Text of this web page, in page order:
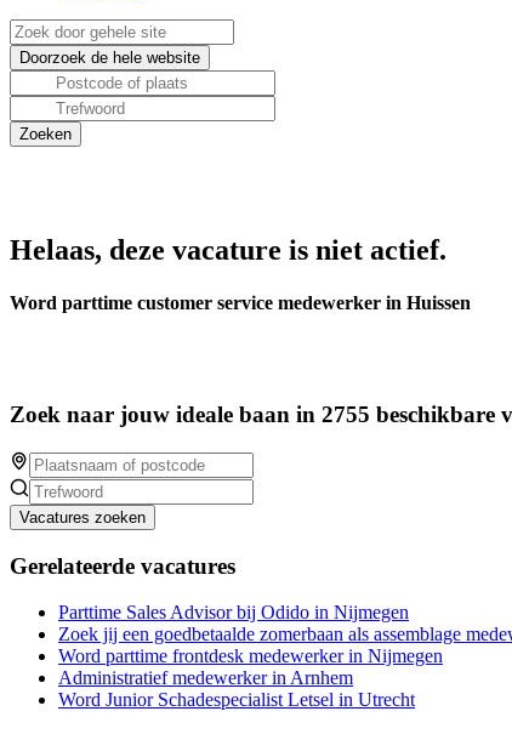
Helaas, deze vacature is niet actief.
Word parttime customer service medewerker in Huissen
Zoek naar jouw ideale baan in 2755 beschikbare
Vacatures zoeken
Gerelateerde vacatures
Parttime Sales Advisor bij Odido in Nijmegen
Zoek jij een goedbetaalde zomerbaan als assemblage
Word parttime frontdesk medewerker in Nijmegen
Administratief medewerker in Arnhem
Word Junior Schadespecialist Letsel in Utrecht